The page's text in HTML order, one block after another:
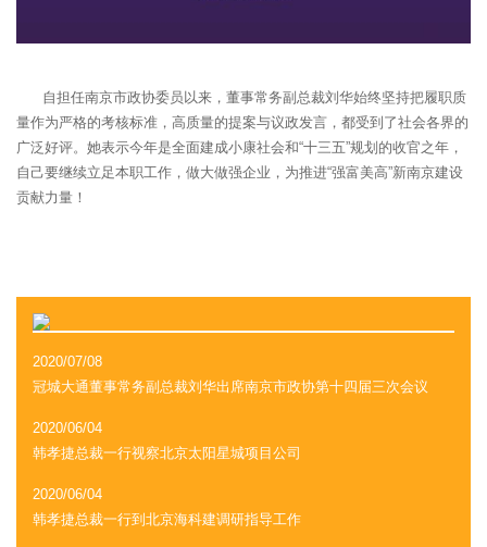
自担任南京市政协委员以来，董事常务副总裁刘华始终坚持把履职质
量作为严格的考核标准，高质量的提案与议政发言，都受到了社会各界的
广泛好评。她表示今年是全面建成小康社会和“十三五”规划的收官之年，
自己要继续立足本职工作，做大做强企业，为推进“强富美高”新南京建设
贡献力量！
2020/07/08
冠城大通董事常务副总裁刘华出席南京市政协第十四届三次会议
2020/06/04
韩孝捷总裁一行视察北京太阳星城项目公司
2020/06/04
韩孝捷总裁一行到北京海科建调研指导工作